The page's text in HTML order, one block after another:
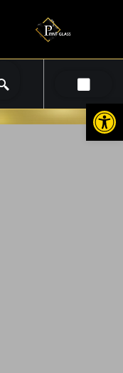
פתח סרגל נגישות